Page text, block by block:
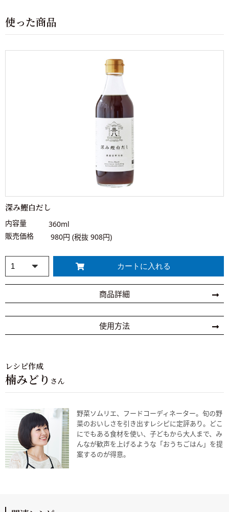
使った商品
深み鰹白だし
内容量
360ml
販売価格
980円 (税抜 908円)
商品詳細
使用方法
レシピ作成
楠みどり さん
野菜ソムリエ、フードコーディネーター。旬の野
菜のおいしさを引き出すレシピに定評あり。どこ
にでもある食材を使い、子どもから大人まで、み
んなが歓声を上げるような「おうちごはん」を提
案するのが得意。